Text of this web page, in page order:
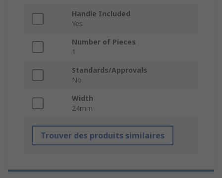
Handle Included
Yes
Number of Pieces
1
Standards/Approvals
No
Width
24mm
Trouver des produits similaires